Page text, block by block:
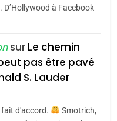
d’Isaac:
pourrait
à 13 pays
latine
la plus
D’Hollywood à Facebook
sur Le chemin
pas être pavé
S. Lauder
d'accord.
Smotrich,
MANQUE –
amandes de
le miel de Tadla